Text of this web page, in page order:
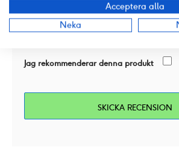
Lägg till en bild
Jag rekommenderar denna produkt
SKICKA RECENSION
Acceptera alla
Neka